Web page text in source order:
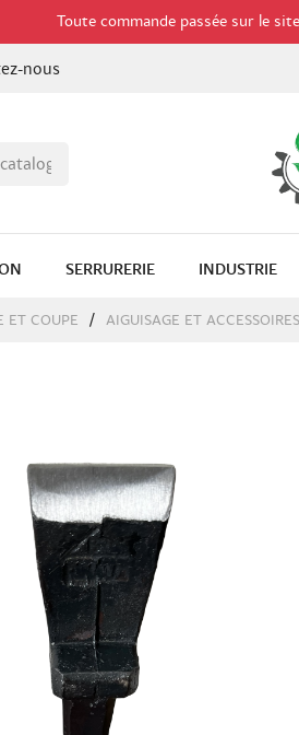
Toute commande passée sur le
nous
SERRURERIE INDUSTRIE
ET COUPE AIGUISAGE ET ACCESSOIRES